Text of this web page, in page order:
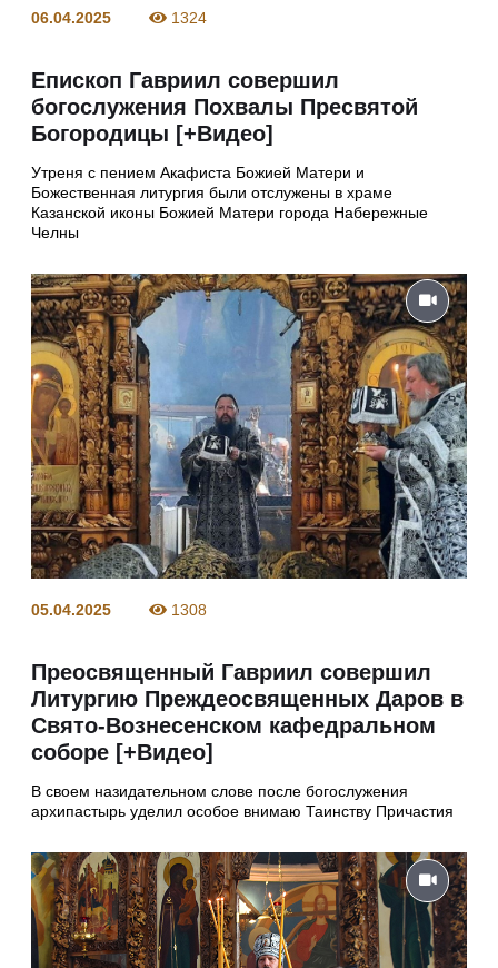
06.04.2025 1324
Епископ Гавриил совершил
богослужения Похвалы Пресвятой
Богородицы [+Видео]
Утреня с пением Акафиста Божией Матери и
Божественная литургия были отслужены в храме
Казанской иконы Божией Матери города Набережные
Челны
05.04.2025 1308
Преосвященный Гавриил совершил
Литургию Преждеосвященных Даров в
Свято-Вознесенском кафедральном
соборе [+Видео]
В своем назидательном слове после богослужения
архипастырь уделил особое внимаю Таинству Причастия